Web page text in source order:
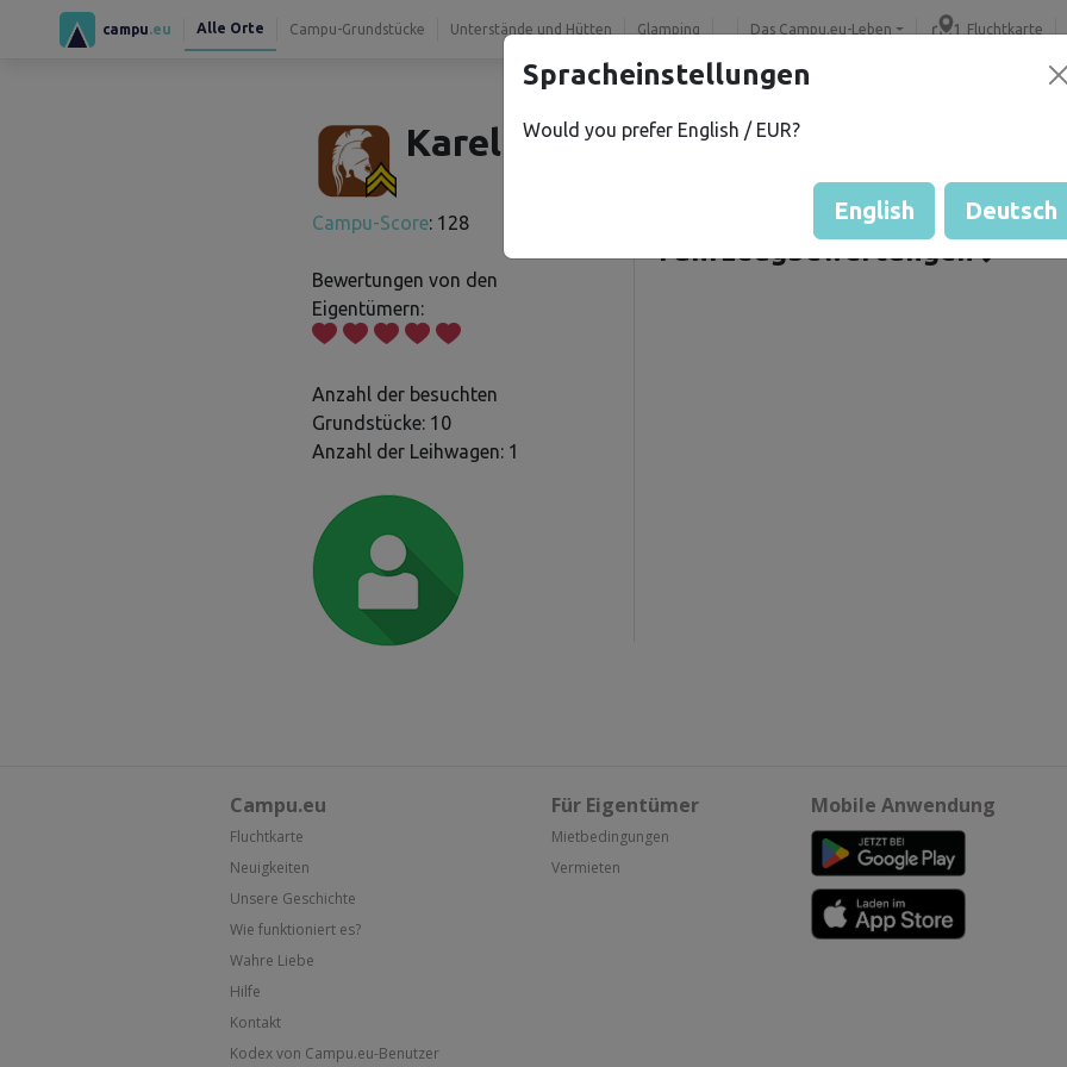
campu .eu Alle Orte Campu-Grundstücke Unterstände und Hütten Glamping Das Campu.eu-Leben Fluchtkarte
Karel P.
Campu-Score: 128
Bewertungen von den
Eigentümern:
Anzahl der besuchten
Grundstücke: 10
Anzahl der Leihwagen: 1
Gästebewertung durch
Bewertung der Grundstücke
Fahrzeugbewertungen
Campu.eu
Fluchtkarte
Neuigkeiten
Unsere Geschichte
Wie funktioniert es?
Wahre Liebe
Hilfe
Kontakt
Kodex von Campu.eu-Benutzer
Für Eigentümer
Mietbedingungen
Vermieten
Mobile Anwendung
Spracheinstellungen
Would you prefer English / EUR?
English Deutsch